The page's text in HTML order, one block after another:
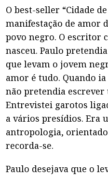
O best-seller “Cidade
manifestação de amor
povo negro. O escritor
nasceu. Paulo
que levam o jovem
amor é tudo. Quando ia
não pretendia escrever
Entrevistei garotos
a vários presídios. Era
antropologia,
recorda-se.
Paulo desejava que o